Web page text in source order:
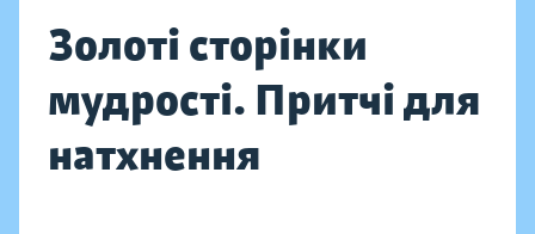
Золоті сторінки
мудрості. Притчі для
натхнення